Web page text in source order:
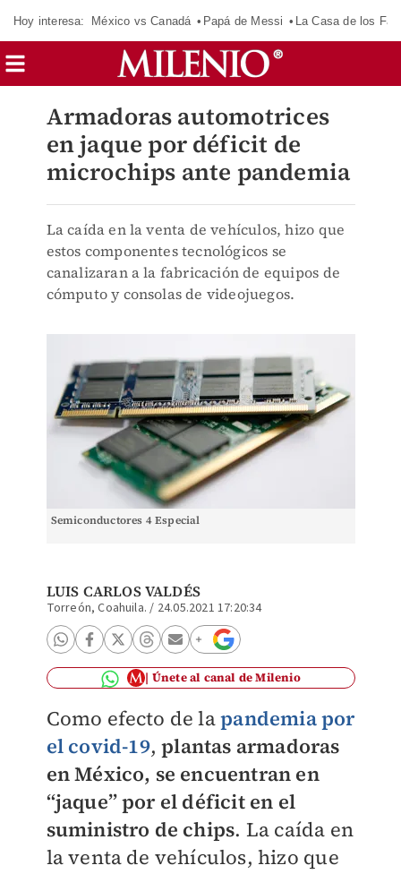
Hoy interesa: México vs Canadá Papá de Messi La Casa de los
Armadoras automotrices
en jaque por déficit de
microchips ante pandemia
La caída en la venta de vehículos, hizo que
estos componentes tecnológicos se
canalizaran a la fabricación de equipos de
cómputo y consolas de videojuegos.
Semiconductores 4 Especial
LUIS CARLOS VALDÉS
Torreón, Coahuila. / 24.05.2021 17:20:34
Únete al canal de Milenio
Como efecto de lapandemia por
el covid-19,plantas armadoras
en México, se encuentran en
“jaque” por el déficit en el
suministro de chips. La caída en
la venta de vehículos, hizo que